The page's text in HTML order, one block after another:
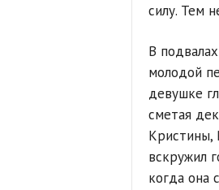
силу. Тем
В
молодой
девушке
сметая
Кристины,
вскружил
когда она